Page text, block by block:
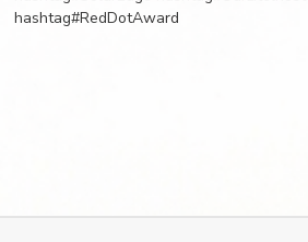
hashtag#RedDotAward